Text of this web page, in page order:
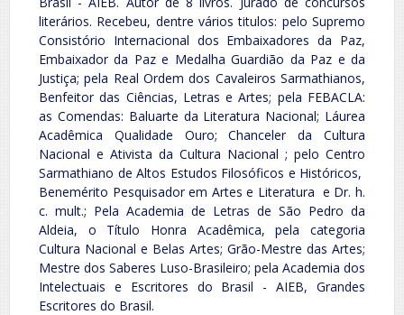
literários. Recebeu, dentre vários titulos: pelo Supremo
Consistório Internacional dos Embaixadores da Paz,
Embaixador da Paz e Medalha Guardião da Paz e da
Justiça; pela Real Ordem dos Cavaleiros Sarmathianos,
Benfeitor das Ciências, Letras e Artes; pela FEBACLA:
as Comendas: Baluarte da Literatura Nacional; Láurea
Acadêmica Qualidade Ouro; Chanceler da Cultura
Nacional e Ativista da Cultura Nacional ; pelo Centro
Sarmathiano de Altos Estudos Filosóficos e Históricos,
Benemérito Pesquisador em Artes e Literatura e Dr. h.
c. mult.; Pela Academia de Letras de São Pedro da
Aldeia, o Título Honra Acadêmica, pela categoria
Cultura Nacional e Belas Artes; Grão-Mestre das Artes;
Mestre dos Saberes Luso-Brasileiro; pela Academia dos
Intelectuais e Escritores do Brasil - AIEB, Grandes
Escritores do Brasil.